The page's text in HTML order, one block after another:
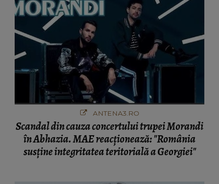
ANTENA3.RO
Scandal din cauza concertului trupei Morandi
în Abhazia. MAE reacționează: "România
susține integritatea teritorială a Georgiei"